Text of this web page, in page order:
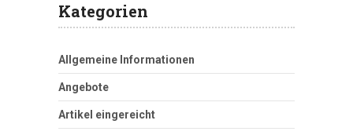
Kategorien
Allgemeine Informationen
Angebote
Artikel eingereicht